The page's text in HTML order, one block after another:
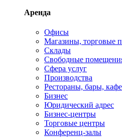
Аренда
Офисы
Магазины, торговые
Склады
Свободные
Сфера услуг
Производства
Рестораны, бары, кафе
Бизнес
Юридический адрес
Бизнес-центры
Торговые центры
Конференц-залы